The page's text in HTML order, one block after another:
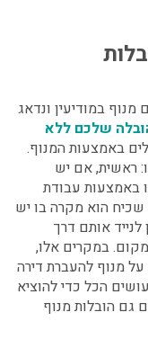
במודיעין ונדאג
שלכם ללא
באמצעות המנוף.
ראשית, אם יש
באמצעות עבודת
שכיח הוא מקרה בו יש
אותם דרך
במקרים אלו,
מנוף להעברת דירה
הכל כדי להוציא
גם הובלות מנוף